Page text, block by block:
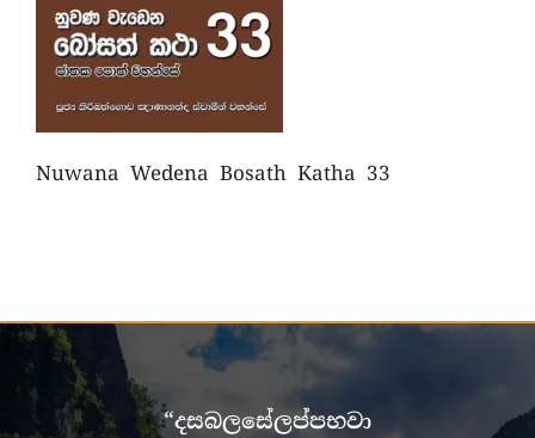
Nuwana Wedena Bosath Katha 33
“දසබලසේලප්පභවා